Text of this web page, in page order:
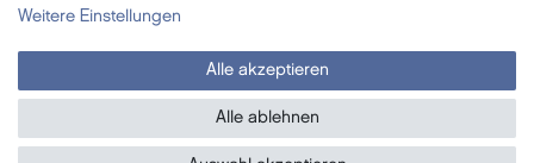
- Promotion-Geschenke
Jetzt abonnieren
Weitere Einstellungen
Alle akzeptieren
Alle ablehnen